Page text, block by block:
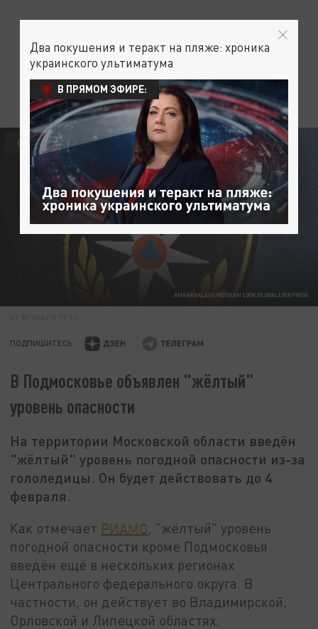
ANVAR GALEEV/RUSSIAN LOOK/GLOBALLOOKPRESS
ОБЩЕСТВО
ПОДПИШИТЕСЬ:
В Подмосковье объявлен "жёлтый"
уровень опасности
На территории Московской области введён
"жёлтый" уровень погодной опасности из-за
гололедицы. Он будет действовать до 4
февраля.
Как отмечает РИАМО, "жёлтый" уровень
погодной опасности кроме Подмосковья
введён ещё в нескольких регионах
Центрального федерального округа. В
частности, он действует во Владимирской,
Орловской и Липецкой областях.
Два покушения и теракт на пляже: хроника
украинского ультиматума
В ПРЯМОМ ЭФИРЕ: